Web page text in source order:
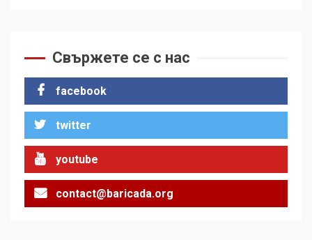
Свържете се с нас
facebook
twitter
youtube
contact@baricada.org